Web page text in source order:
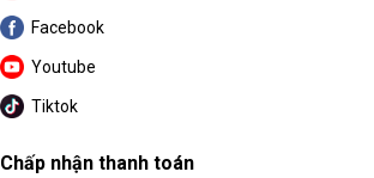
Facebook
Youtube
Tiktok
Chấp nhận thanh toán